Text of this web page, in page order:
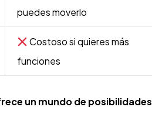
puedes moverlo
Costoso si quieres más
funciones
un mundo de posibilidades